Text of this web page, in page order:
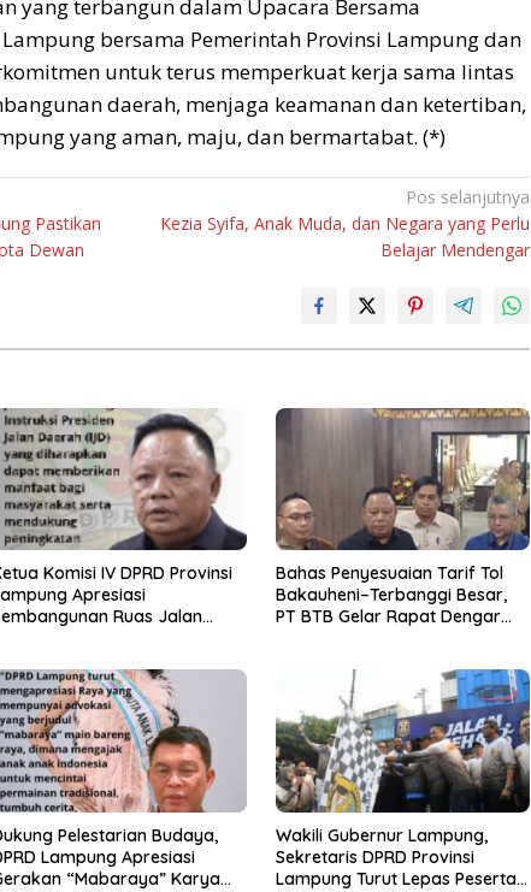
yang terbangun dalam Upacara Bersama
bersama Pemerintah Provinsi Lampung dan
untuk terus memperkuat kerja sama lintas
daerah, menjaga keamanan dan ketertiban,
yang aman, maju, dan bermartabat. (*)
Pastikan
Dewan
Pos selanjutnya
Kezia Syifa, Anak Muda, dan Negara yang Perlu
Belajar Mendengar
Komisi IV DPRD Provinsi
Apresiasi
Ruas Jalan
Bahas Penyesuaian Tarif Tol
Bakauheni–Terbanggi Besar,
PT BTB Gelar Rapat Dengar
Pelestarian Budaya,
Lampung Apresiasi
“Mabaraya” Karya
Wakili Gubernur Lampung,
Sekretaris DPRD Provinsi
Lampung Turut Lepas Peserta